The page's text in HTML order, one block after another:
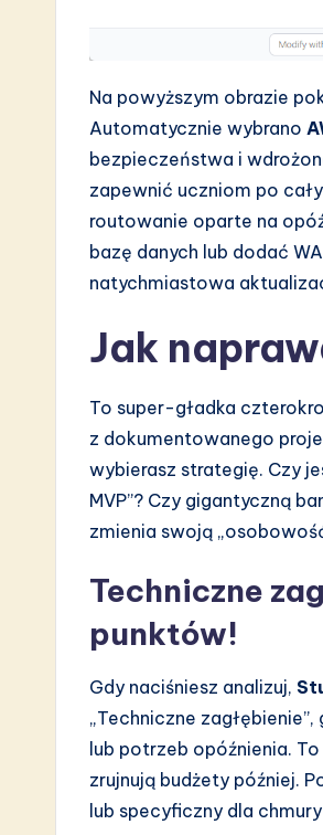
Na powyższym obrazie
Automatycznie wybrano
bezpieczeństwa i
zapewnić uczniom po
routowanie oparte na
bazę danych lub dodać
natychmiastowa
Jak
To super-gładka
z dokumentowanego
wybierasz strategię. Czy
MVP”? Czy gigantyczną
zmienia swoją
Techniczne
punktów!
Gdy naciśniesz analizuj,
„Techniczne
lub potrzeb opóźnienia.
zrujnują budżety później.
lub specyficzny dla